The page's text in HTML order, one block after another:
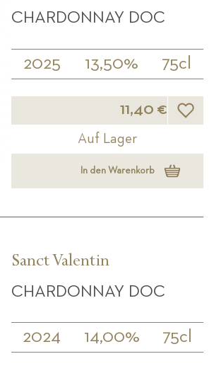
CHARDONNAY DOC
2025 13,50% 75cl
11,40 €
Auf Lager
In den Warenkorb
Sanct Valentin
CHARDONNAY DOC
2024 14,00% 75cl